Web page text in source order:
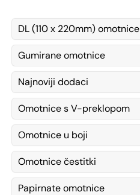
DL (110 x 220mm) omotnice
Gumirane omotnice
Najnoviji dodaci
Omotnice s V-preklopom
Omotnice u boji
Omotnice čestitki
Papirnate omotnice